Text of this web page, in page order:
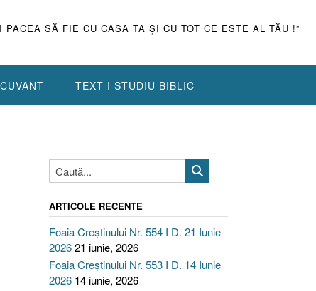
SĂ FIE CU CASA TA ŞI CU TOT CE ESTE AL TĂU !”
TEXT I STUDIU BIBLIC
ARTICOLE RECENTE
Foaia Creștinului Nr. 554 I D. 21 Iunie
202621 iunie, 2026
Foaia Creștinului Nr. 553 I D. 14 Iunie
2026 14 iunie, 2026